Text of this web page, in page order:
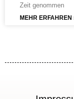
Zeit genommen
MEHR ERFAHREN